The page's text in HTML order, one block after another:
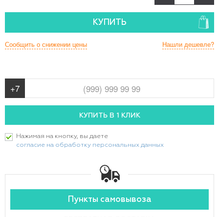
КУПИТЬ
Нашли дешевле?
Сообщить о снижении цены
Нажимая на кнопку, вы даете
согласие на обработку персональных данных
Пункты самовывоза